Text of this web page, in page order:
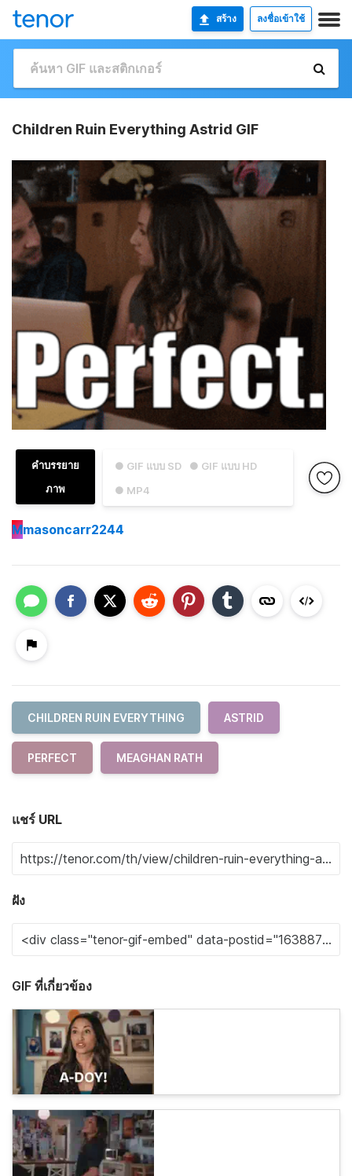
สร้าง ลงชื่อเข้าใช้
Children Ruin Everything Astrid GIF
● GIF แบบ SD
● GIF แบบ HD
● MP4
คำบรรยาย
ภาพ
Mmasoncarr2244
CHILDREN RUIN EVERYTHING ASTRID
PERFECT MEAGHAN RATH
แชร์ URL
ฝัง
GIF ที่เกี่ยวข้อง